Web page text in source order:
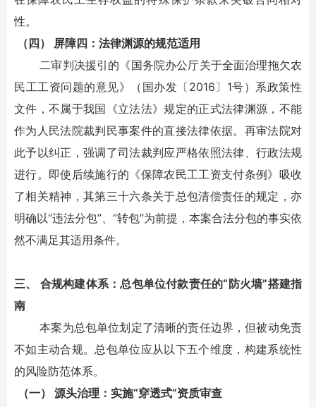
性。
（四） 屏障四：法律渊源的规范适用
二审判决援引的《国务院办公厅关于全面治理拖欠农
民工工资问题的意见》（国办发〔2016〕1号）系政策性
文件，不属于我国《立法法》规定的正式法律渊源，不能
作为人民法院裁判民事案件的直接法律依据。再审法院对
此予以纠正，强调了司法裁判应严格依照法律、行政法规
进行。即使后续施行的《保障农民工工资支付条例》吸收
了相关精神，其第三十六条关于总包清偿责任的规定，亦
明确以“违法分包”、“转包”为前提，本案合法分包的事实依
然不满足其适用条件。
三、 合规构建体系：总包单位付款责任的“防火墙”搭建指
南
本案为总包单位划定了清晰的责任边界，但被动免责
不如主动合规。总包单位应从以下五个维度，构建系统性
的风险防范体系。
（一） 源头治理：实施“穿透式”资质审查